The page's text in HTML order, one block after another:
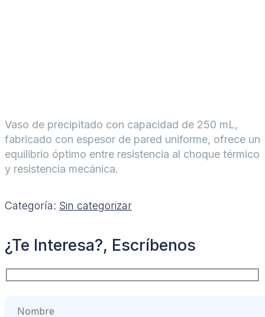
Vaso de precipitado con capacidad de 250 mL,
fabricado con espesor de pared uniforme, ofrece un
equilibrio óptimo entre resistencia al choque térmico
y resistencia mecánica.
Categoría: Sin categorizar
¿Te Interesa?, Escríbenos